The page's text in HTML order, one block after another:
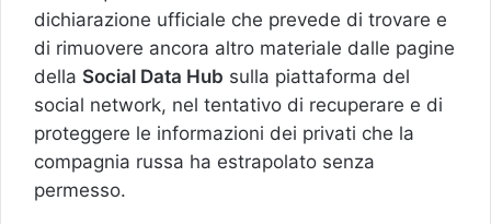
dichiarazione ufficiale che prevede di trovare e
di rimuovere ancora altro materiale dalle pagine
della Social Data Hub sulla piattaforma del
social network, nel tentativo di recuperare e di
proteggere le informazioni dei privati che la
compagnia russa ha estrapolato senza
permesso.